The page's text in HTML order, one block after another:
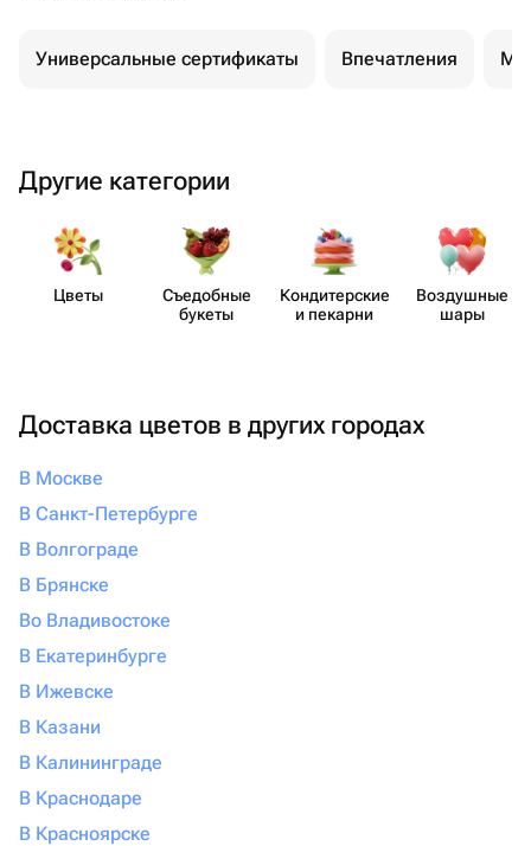
Универсальные сертификаты Впечатления
Другие категории
Цветы
Съедобные
букеты
Кондит​ерские
и пекарни
Воздушные
шары
Доставка цветов в других городах
В Москве
В Санкт-Петербурге
В Волгограде
В Брянске
Во Владивостоке
В Екатеринбурге
В Ижевске
В Казани
В Калининграде
В Краснодаре
В Красноярске